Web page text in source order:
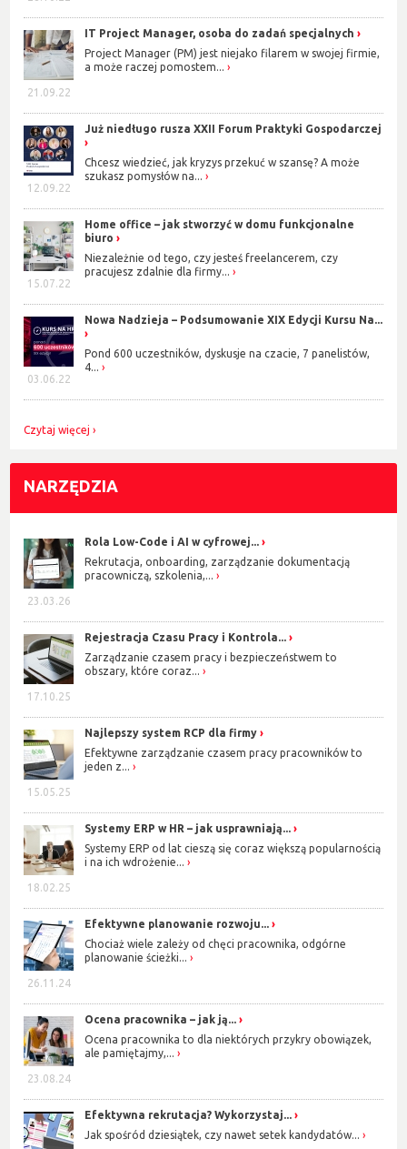
21.09.22
IT Project Manager, osoba do zadań specjalnych
Project Manager (PM) jest niejako filarem w swojej firmie,
a może raczej pomostem...
12.09.22
Już niedługo rusza XXII Forum Praktyki Gospodarczej
Chcesz wiedzieć, jak kryzys przekuć w szansę? A może
szukasz pomysłów na...
15.07.22
Home office – jak stworzyć w domu funkcjonalne
biuro
Niezależnie od tego, czy jesteś freelancerem, czy
pracujesz zdalnie dla firmy...
03.06.22
Nowa Nadzieja – Podsumowanie XIX Edycji Kursu Na...
Pond 600 uczestników, dyskusje na czacie, 7 panelistów,
4...
Czytaj więcej
NARZĘDZIA
23.03.26
Rola Low-Code i AI w cyfrowej...
Rekrutacja, onboarding, zarządzanie dokumentacją
pracowniczą, szkolenia,...
17.10.25
Rejestracja Czasu Pracy i Kontrola...
Zarządzanie czasem pracy i bezpieczeństwem to
obszary, które coraz...
15.05.25
Najlepszy system RCP dla firmy
Efektywne zarządzanie czasem pracy pracowników to
jeden z...
18.02.25
Systemy ERP w HR – jak usprawniają...
Systemy ERP od lat cieszą się coraz większą popularnością
i na ich wdrożenie...
26.11.24
Efektywne planowanie rozwoju...
Chociaż wiele zależy od chęci pracownika, odgórne
planowanie ścieżki...
23.08.24
Ocena pracownika – jak ją...
Ocena pracownika to dla niektórych przykry obowiązek,
ale pamiętajmy,...
Efektywna rekrutacja? Wykorzystaj...
Jak spośród dziesiątek, czy nawet setek kandydatów...